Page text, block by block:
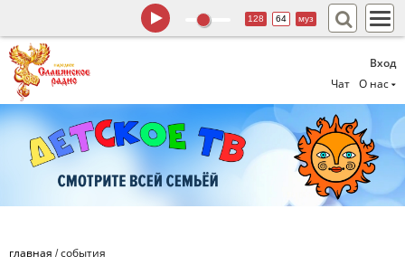
Вход
Чат
О нас
128 64 муз
главная /события